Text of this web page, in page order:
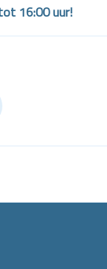
16:00 uur!